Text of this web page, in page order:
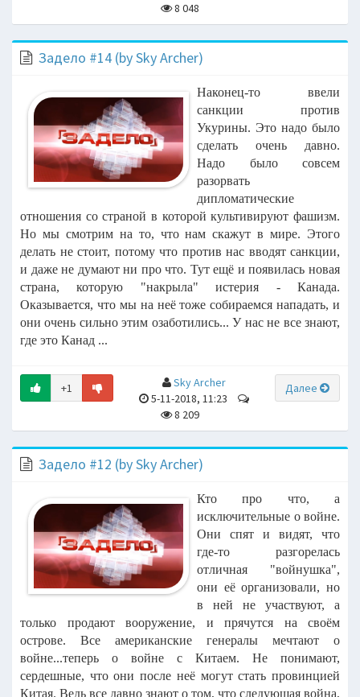
8 048
Задело #14 (by Sky Archer)
Наконец-то ввели
санкции против
Укурины. Это надо было
сделать очень давно.
Надо было совсем
разорвать
дипломатические
отношения со страной в которой культивируют фашизм.
Но мы смотрим на то, что нам скажут в мире. Этого
делать не стоит, потому что против нас вводят санкции,
и даже не думают ни про что. Тут ещё и появилась новая
страна, которую "накрыла" истерия - Канада.
Оказывается, что мы на неё тоже собираемся нападать, и
они очень сильно этим озаботились... У нас не все знают,
где это Канад ...
+1 Далее
Sky Archer
5-11-2018, 11:23
8 209
Задело #12 (by Sky Archer)
Кто про что, а
исключительные о войне.
Они спят и видят, что
где-то разгорелась
отличная "войнушка",
они её организовали, но
в ней не участвуют, а
только продают вооружение, и прячутся на своём
острове. Все американские генералы мечтают о
войне...теперь о войне с Китаем. Не понимают,
сердешные, что они после неё могут стать провинцией
Китая. Ведь все давно знают о том, что следующая война,